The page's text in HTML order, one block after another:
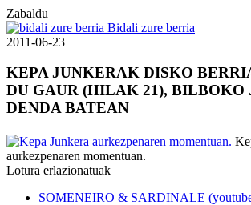
Zabaldu
Bidali zure berria
2011-06-23
KEPA JUNKERAK DISKO
DU GAUR (HILAK 21), BILBOKO
DENDA BATEAN
aurkezpenaren momentuan.
Lotura erlazionatuak
SOMENEIRO & SARDINALE